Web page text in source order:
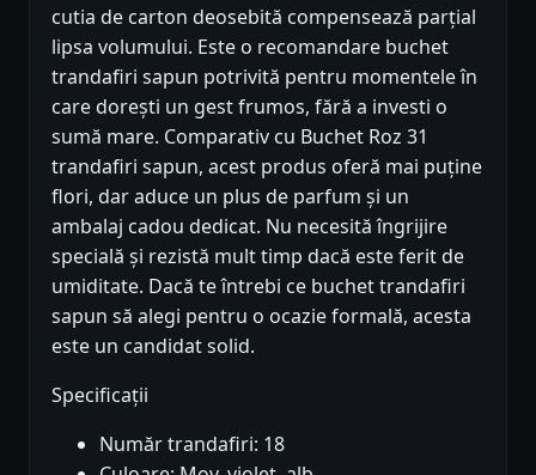
cutia de carton deosebită compensează parțial
lipsa volumului. Este o recomandare buchet
trandafiri sapun potrivită pentru momentele în
care dorești un gest frumos, fără a investi o
sumă mare. Comparativ cu Buchet Roz 31
trandafiri sapun, acest produs oferă mai puține
flori, dar aduce un plus de parfum și un
ambalaj cadou dedicat. Nu necesită îngrijire
specială și rezistă mult timp dacă este ferit de
umiditate. Dacă te întrebi ce buchet trandafiri
sapun să alegi pentru o ocazie formală, acesta
este un candidat solid.
Specificații
Număr trandafiri: 18